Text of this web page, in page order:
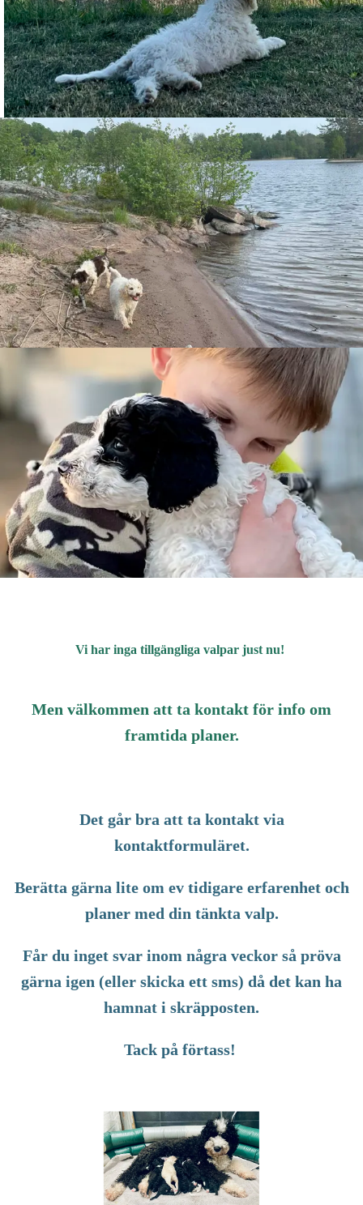
Vi har inga tillgängliga valpar just nu!
Men välkommen att ta kontakt för info om
framtida planer.
Det går bra att ta kontakt via
kontaktformuläret.
Berätta gärna lite om ev tidigare erfarenhet och
planer med din tänkta valp.
Får du inget svar inom några veckor så pröva
gärna igen (eller skicka ett sms) då det kan ha
hamnat i skräpposten.
Tack på förtass!